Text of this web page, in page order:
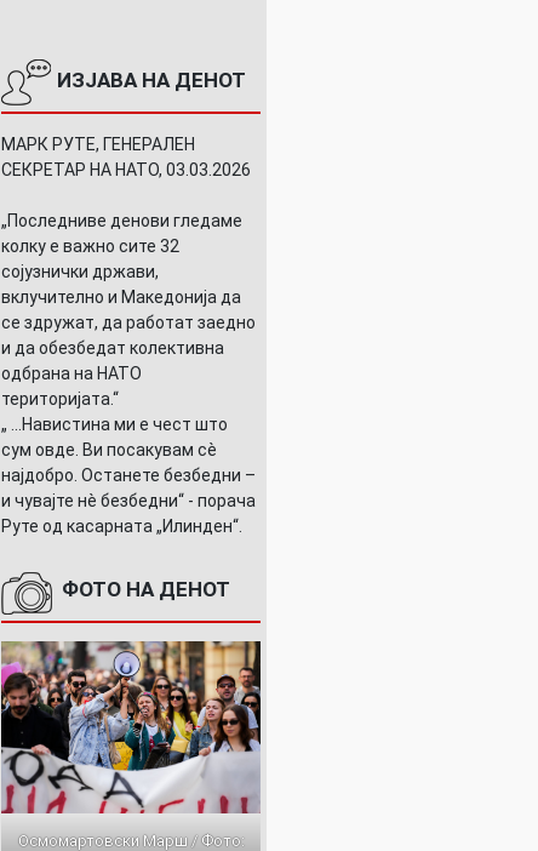
ИЗЈАВА НА ДЕНОТ
МАРК РУТЕ, ГЕНЕРАЛЕН
СЕКРЕТАР НА НАТО, 03.03.2026
„Последниве денови гледаме
колку е важно сите 32
сојузнички држави,
вклучително и Македонија да
се здружат, да работат заедно
и да обезбедат колективна
одбрана на НАТО
територијата.“
„ ...Навистина ми е чест што
сум овде. Ви посакувам сè
најдобро. Останете безбедни –
и чувајте нè безбедни“ - порача
Руте од касарната „Илинден“.
ФОТО НА ДЕНОТ
Осмомартовски Марш / Фото: